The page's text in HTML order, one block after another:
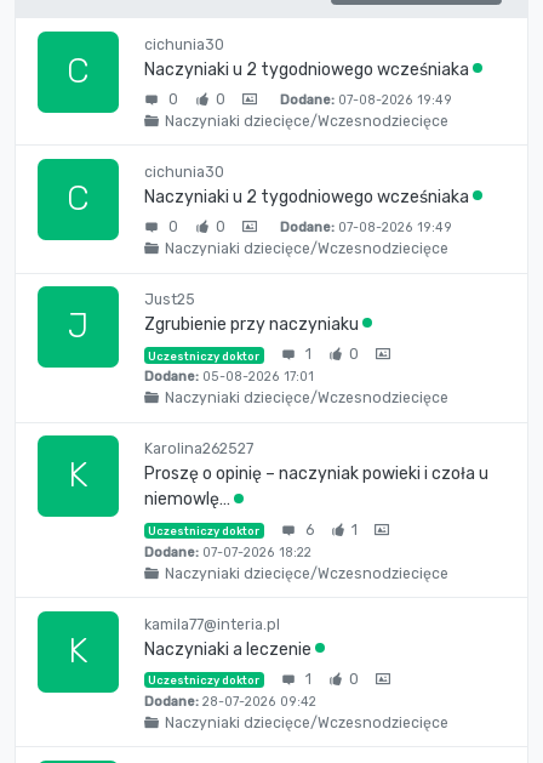
C
cichunia30
Naczyniaki u 2 tygodniowego wcześniaka
0 0 Dodane:07-08-2026 19:49
Naczyniaki dziecięce/Wczesnodziecięce
C
cichunia30
Naczyniaki u 2 tygodniowego wcześniaka
0 0 Dodane:07-08-2026 19:49
Naczyniaki dziecięce/Wczesnodziecięce
J
Just25
Zgrubienie przy naczyniaku
Uczestniczy doktor 1 0
Dodane:05-08-2026 17:01
Naczyniaki dziecięce/Wczesnodziecięce
K
Karolina262527
Proszę o opinię – naczyniak powieki i czoła u
niemowlę…
Uczestniczy doktor 6 1
Dodane:07-07-2026 18:22
Naczyniaki dziecięce/Wczesnodziecięce
K
kamila77@interia.pl
Naczyniaki a leczenie
Uczestniczy doktor 1 0
Dodane:28-07-2026 09:42
Naczyniaki dziecięce/Wczesnodziecięce